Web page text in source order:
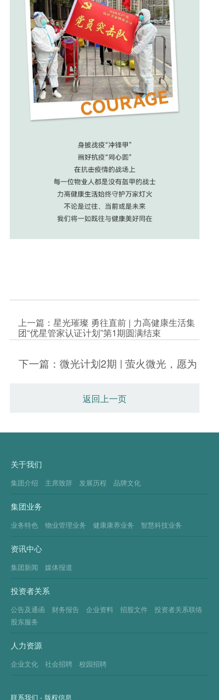
上一篇：星光璀璨 勇往直前 | 力高健康生活集
团“优星管家认证计划”第1期圆满结束
下一篇：微光计划2期 | 萤火微光，愿为
其芒
返回上一页
关于我们
集团介绍 主席致辞 发展历程 品牌文化
集团业务
业务特色 物业管理业务 健康康养业务 智慧科技业务
资讯中心
集团新闻 媒体报道
投资者关系
公告及通函 财务报告 企业资料 招股文件
投资者关系联络
股东服务
人力资源
企业文化 社会招聘 校园招聘
联系我们 - 版权信息